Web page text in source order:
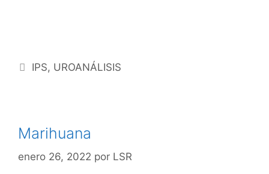
IPS, UROANÁLISIS
Marihuana
enero 26, 2022 por LSR